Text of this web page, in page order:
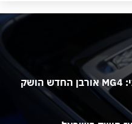
משפחתית במחיר של סופר מיני: MG4 אורבן החדש הושק